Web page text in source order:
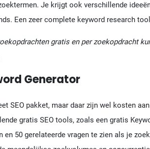
Je krijgt ook verschillende
Een zeer complete keyword research
gratis en per zoekopdracht
Generator
SEO pakket, maar daar zijn wel kosten
gratis SEO tools, zoals een gratis
en 50 gerelateerde vragen te zien als je